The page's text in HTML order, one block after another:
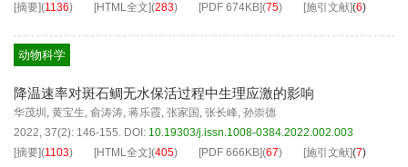
[摘要](1136) [HTML全文](283) [PDF 674KB](75) [施引文献](6)
动物科学
降温速率对斑石鲷无水保活过程中生理应激的影响
华茂圳 , 黄宝生, 俞涛涛, 蒋乐霞, 张家国 , 张长峰, 孙崇德
2022, 37(2): 146-155. DOI: 10.19303/j.issn.1008-0384.2022.002.003
[摘要](1103) [HTML全文](405) [PDF 666KB](67) [施引文献](7)